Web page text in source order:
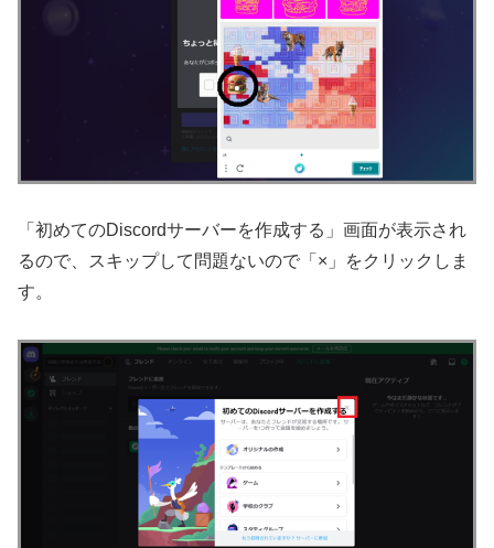
「初めてのDiscordサーバーを作成する」画面が表示され
るので、スキップして問題ないので「×」をクリックしま
す。